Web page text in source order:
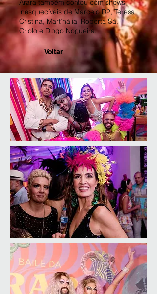
Arara também contou com shows
inesquecíveis de Marcelo D2, Teresa
Cristina, Mart’nália, Roberta Sá,
Criolo e Diogo Nogueira.
Voltar